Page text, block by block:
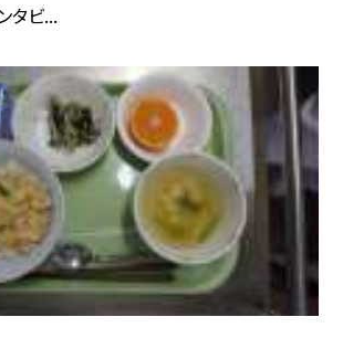
タビ...